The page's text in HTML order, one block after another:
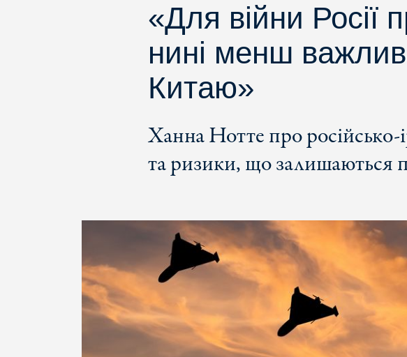
«Для війни Росії
нині менш
Китаю»
Ханна Нотте про російсько-
та ризики, що залишаються